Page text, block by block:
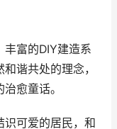
丰富的DIY建造系
谐共处的理念，
愈童话。
识可爱的居民，和